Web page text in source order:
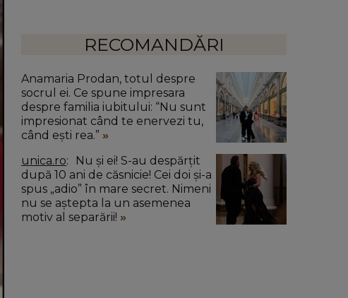
RECOMANDĂRI
Anamaria Prodan, totul despre
socrul ei. Ce spune impresara
despre familia iubitului: “Nu sunt
impresionat când te enervezi tu,
când ești rea.”
unica.ro
după 10 ani de căsnicie! Cei doi și-a
spus „adio” în mare secret. Nimeni
nu se aștepta la un asemenea
motiv al separării!